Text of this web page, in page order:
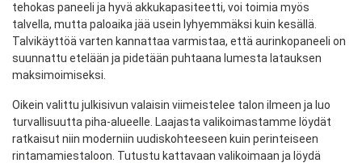
tehokas paneeli ja hyvä akkukapasiteetti, voi toimia myös
talvella, mutta paloaika jää usein lyhyemmäksi kuin kesällä.
Talvikäyttöä varten kannattaa varmistaa, että aurinkopaneeli on
suunnattu etelään ja pidetään puhtaana lumesta latauksen
maksimoimiseksi.
Oikein valittu julkisivun valaisin viimeistelee talon ilmeen ja luo
turvallisuutta piha-alueelle. Laajasta valikoimastamme löydät
ratkaisut niin moderniin uudiskohteeseen kuin perinteiseen
rintamamiestaloon. Tutustu kattavaan valikoimaan ja löydä